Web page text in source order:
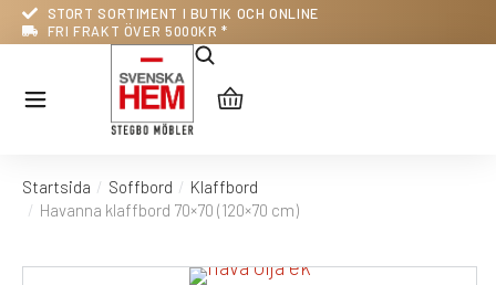
STORT SORTIMENT I BUTIK OCH ONLINE
FRI FRAKT ÖVER 5000KR *
Du är här:
Startsida Soffbord
Klaffbord
Havanna klaffbord 70×70 (120×70 cm)